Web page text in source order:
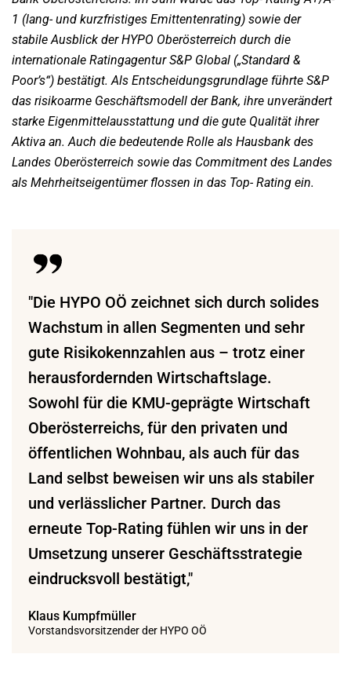
1 (lang- und kurzfristiges Emittentenrating) sowie der
stabile Ausblick der HYPO Oberösterreich durch die
internationale Ratingagentur S&P Global („Standard &
Poor’s“) bestätigt. Als Entscheidungsgrundlage führte S&P
das risikoarme Geschäftsmodell der Bank, ihre unverändert
starke Eigenmittelausstattung und die gute Qualität ihrer
Aktiva an. Auch die bedeutende Rolle als Hausbank des
Landes Oberösterreich sowie das Commitment des Landes
als Mehrheitseigentümer flossen in das Top- Rating ein.
"Die HYPO OÖ zeichnet sich durch solides
Wachstum in allen Segmenten und sehr
gute Risikokennzahlen aus – trotz einer
herausfordernden Wirtschaftslage.
Sowohl für die KMU-geprägte Wirtschaft
Oberösterreichs, für den privaten und
öffentlichen Wohnbau, als auch für das
Land selbst beweisen wir uns als stabiler
und verlässlicher Partner. Durch das
erneute Top-Rating fühlen wir uns in der
Umsetzung unserer Geschäftsstrategie
eindrucksvoll bestätigt,"
Klaus Kumpfmüller
Vorstandsvorsitzender der HYPO OÖ